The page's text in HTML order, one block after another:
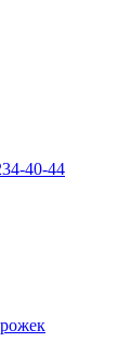
40-44